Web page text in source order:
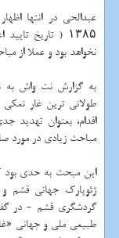
عبدالحی در انتها
۱۳۸۵ ( تاریخ
نخواهد بود و عملا از
به گزارش نت واش به
طولانی ترین غار
اقدام، بعنوان تهدید
مباحث زیادی در مورد
این مبحث به حدی بود
ژئوپارك جهانی قشم
گردشگری قشم - در
طبیعی ملی و جهانی